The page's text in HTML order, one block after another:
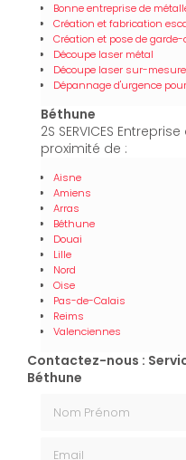
Bonne entreprise de
Création et fabrication
Création et pose de
Découpe laser métal
Découpe laser sur-mesure
Dépannage d'urgence
Béthune
2S SERVICES
proximité de :
Aisne
Amiens
Arras
Béthune
Douai
Lille
Nord
Oise
Pas-de-Calais
Reims
Valenciennes
Contactez-nous :
Béthune